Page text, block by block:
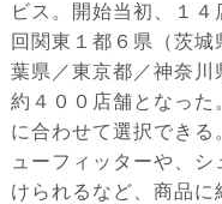
ビス。開始当初、１
回関東１都６県（茨
葉県／東京都／神奈川
約４００店舗となった
に合わせて選択でき
ューフィッターや、
けられるなど、商品に